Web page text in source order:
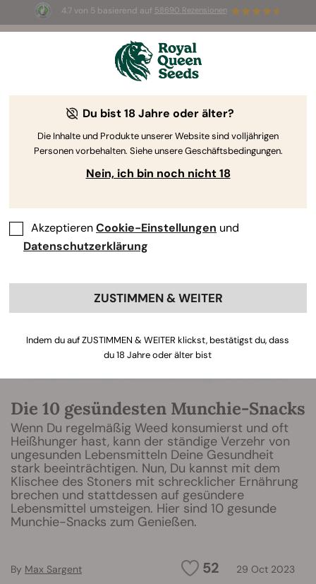
4.7 von 5 basierend auf 58690 Rezensionen
☀️ Sommer-Sale: Bis zu 50 % Rabatt
auf ausgewählte Produkte! ⏤
The RQS Blog
Die 10 gesündesten Munchie-Snacks
Wenn Du regelmäßig Weed konsumierst und oft
Heißhunger hast, kann der ständige Verzehr von
ungesunden Lebensmitteln Deine Gesundheit
stark beeinträchtigen. Nun, Du kannst mit dem
Klischee des Stoners mit schrecklicher Ernährung
brechen und stattdessen auf gesündere
Lebensmittel umsteigen. Hier sind 10 gesunde
Munchie-Snacks zum Genießen.
52 29 Oct 2023
By Max Sargent
Du bist 18 Jahre oder älter?
Die Inhalte und Produkte unserer Website sind volljährigen
Personen vorbehalten. Siehe unsere Geschäftsbedingungen.
Nein, ich bin noch nicht 18
AkzeptierenCookie-Einstellungen und
Datenschutzerklärung
ZUSTIMMEN & WEITER
Indem du auf ZUSTIMMEN & WEITER klickst, bestätigst du, dass
du 18 Jahre oder älter bist